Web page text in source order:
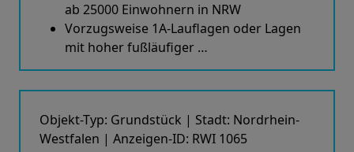
ab 25000 Einwohnern in NRW
Vorzugsweise 1A-Lauflagen oder Lagen
mit hoher fußläufiger …
Objekt-Typ: Grundstück | Stadt: Nordrhein-
Westfalen | Anzeigen-ID: RWI 1065